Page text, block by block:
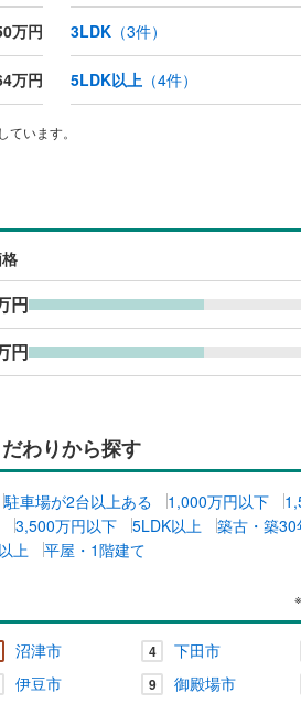
万円 3LDK（3件）
万円 5LDK以上（4件）
います。
円
円
わりから探す
駐車場が2台以上ある 1,000万円以下
3,500万円以下 5LDK以上
築古・築30
上 平屋・1階建て
沼津市 4 下田市
伊豆市 9 御殿場市
）
ーゼット
り（0）
震構造